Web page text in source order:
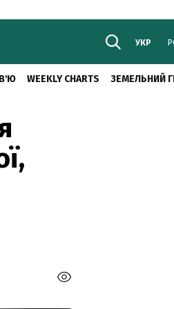
УКР
WEEKLY CHARTS ЗЕМЕЛЬНИЙ